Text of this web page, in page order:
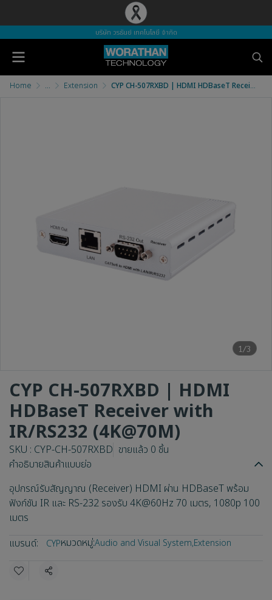
บริษัท วรธันย์ เทคโนโลยี จำกัด
Home ... Extension CYP CH-507RXBD | HDMI HDBaseT Receiver with IR/RS232 (4K@70M)
1/3
CYP CH-507RXBD | HDMI
HDBaseT Receiver with
IR/RS232 (4K@70M)
SKU : CYP-CH-507RXBD ขายแล้ว 0 ชิ้น
คำอธิบายสินค้าแบบย่อ
อุปกรณ์รับสัญญาณ (Receiver) HDMI ผ่าน HDBaseT พร้อม
ฟังก์ชัน IR และ RS-232 รองรับ 4K@60Hz 70 เมตร, 1080p 100
เมตร
แบรนด์:
CYPหมวดหมู่:Audio and Visual System,Extension
แชร์